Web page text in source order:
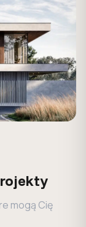
mogą Cię